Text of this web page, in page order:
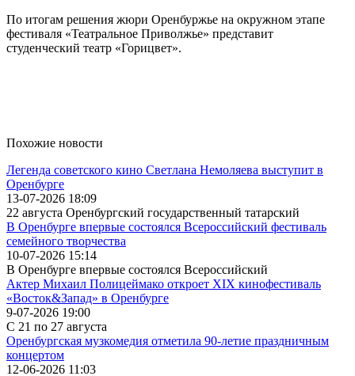
По итогам решения жюри Оренбуржье на окружном этапе
фестиваля «Театральное Приволжье» представит
студенческий театр «Горицвет».
Похожие новости
Легенда советского кино Светлана Немоляева выступит в
Оренбурге
13-07-2026 18:09
22 августа Оренбургский государственный татарский
В Оренбурге впервые состоялся Всероссийский фестиваль
семейного творчества
10-07-2026 15:14
В Оренбурге впервые состоялся Всероссийский
Актер Михаил Полицеймако откроет XIX кинофестиваль
«Восток&Запад» в Оренбурге
9-07-2026 19:00
С 21 по 27 августа
Оренбургская музкомедия отметила 90-летие праздничным
концертом
12-06-2026 11:03